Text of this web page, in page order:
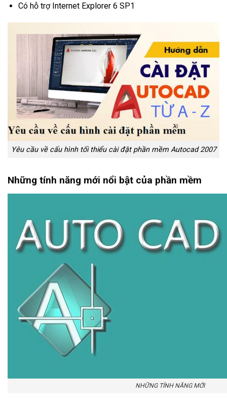
Có hỗ trợ Internet Explorer 6 SP1
Yêu cầu về cấu hình tối thiểu cài đặt phần mềm Autocad 2007
Những tính năng mới nổi bật của phần mềm
NHỮNG TÍNH NĂNG MỚI